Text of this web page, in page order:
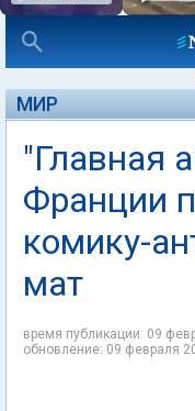
МИР
"Главная
Франции
комику-
мат
время публикации: 09
обновление: 09 февраля